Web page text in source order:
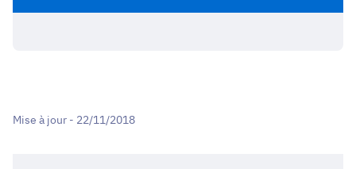
Mise à jour - 22/11/2018